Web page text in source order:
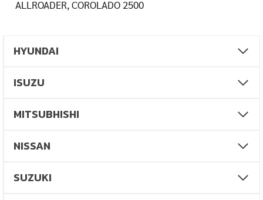
ALLROADER, COROLADO 2500
HYUNDAI
ISUZU
MITSUBHISHI
NISSAN
SUZUKI